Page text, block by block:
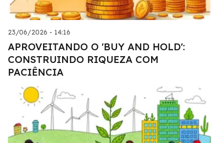
23/06/2026 - 14:16
APROVEITANDO O 'BUY AND HOLD':
CONSTRUINDO RIQUEZA COM
PACIÊNCIA